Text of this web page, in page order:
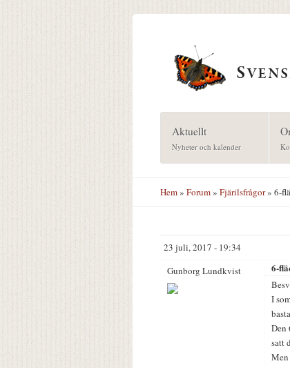
Aktuellt
Nyheter och kalender
Hem» Forum» Fjärilsfrågor» 6-
23 juli, 2017 - 19:34
Gunborg Lundkvist
6-
I
Den
satt
Men